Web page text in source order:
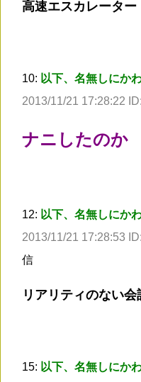
高速エスカレーター
10: 以下、名無しにか
2013/11/21 17:28:22
ナニしたのか
12: 以下、名無しにか
2013/11/21 17:28:53
信
リアリティのない会
15: 以下、名無しにか